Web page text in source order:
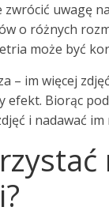
uwagę
o różnych
może być
– im więcej
efekt. Biorąc
i nadawać im